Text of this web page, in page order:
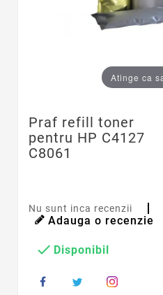
Atinge ca
Praf refill toner
pentru HP C4127
C8061
Nu sunt inca recenzii
Adauga o recenzie
 Disponibil